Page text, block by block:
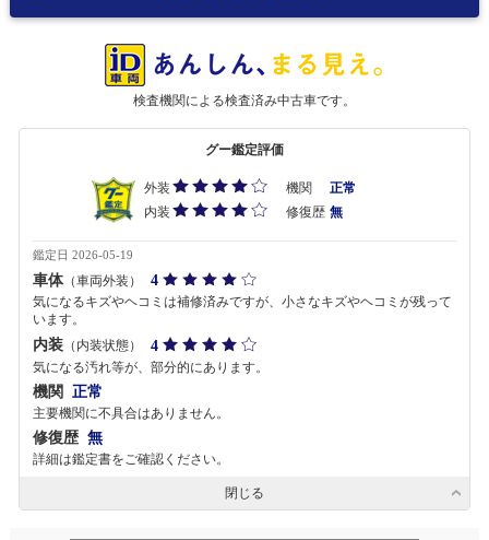
検査機関による検査済み中古車です。
グー鑑定評価
外装 機関
正常
内装
修復歴 無
鑑定日 2026-05-19
車体（車両外装） 4
気になるキズやヘコミは補修済みですが、小さなキズやヘコミが残って
います。
内装 （内装状態） 4
気になる汚れ等が、部分的にあります。
機関 正常
主要機関に不具合はありません。
修復歴 無
詳細は鑑定書をご確認ください。
閉じる